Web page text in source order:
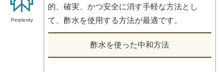
Perplexity
的、確実、かつ安全に消す手軽な方法とし
て、酢水を使用する方法が最適です。
酢水を使った中和方法